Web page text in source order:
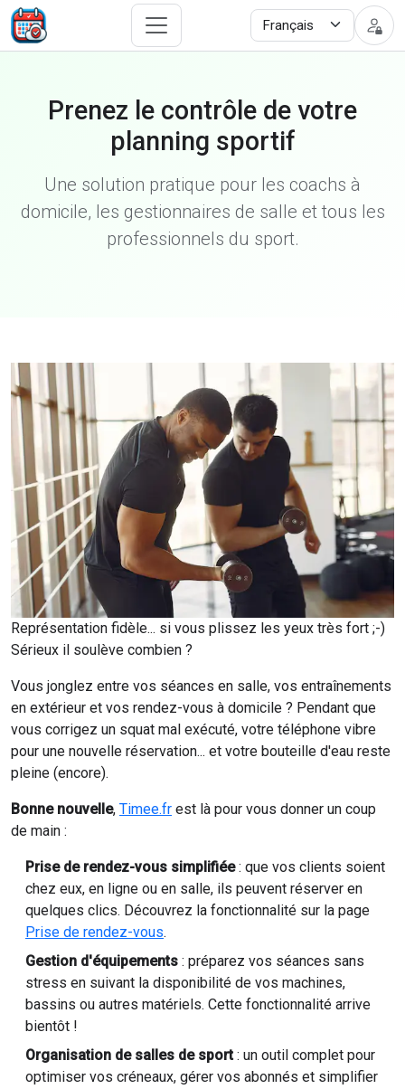
Prenez le contrôle de votre
planning sportif
Une solution pratique pour les coachs à
domicile, les gestionnaires de salle et tous les
professionnels du sport.
Représentation fidèle... si vous plissez les yeux très fort ;-)
Sérieux il soulève combien ?
Vous jonglez entre vos séances en salle, vos entraînements
en extérieur et vos rendez-vous à domicile ? Pendant que
vous corrigez un squat mal exécuté, votre téléphone vibre
pour une nouvelle réservation... et votre bouteille d'eau reste
pleine (encore).
Bonne nouvelle, Timee.fr est là pour vous donner un coup
de main :
Prise de rendez-vous simplifiée: que vos clients soient
chez eux, en ligne ou en salle, ils peuvent réserver en
quelques clics. Découvrez la fonctionnalité sur la page
Prise de rendez-vous.
Gestion d'équipements : préparez vos séances sans
stress en suivant la disponibilité de vos machines,
bassins ou autres matériels. Cette fonctionnalité arrive
bientôt !
Organisation de salles de sport: un outil complet pour
optimiser vos créneaux, gérer vos abonnés et simplifier